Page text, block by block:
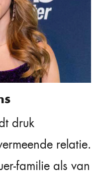
druk
relatie.
familie als van